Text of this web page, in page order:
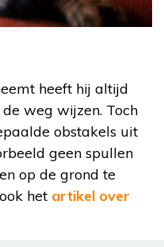
heeft hij altijd
weg wijzen. Toch
obstakels uit
geen spullen
op de grond te
het artikel over